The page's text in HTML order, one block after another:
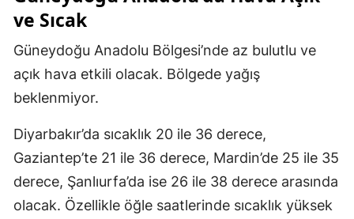
ve Sıcak
Güneydoğu Anadolu Bölgesi’nde az bulutlu ve
açık hava etkili olacak. Bölgede yağış
beklenmiyor.
Diyarbakır’da sıcaklık 20 ile 36 derece,
Gaziantep’te 21 ile 36 derece, Mardin’de 25 ile 35
derece, Şanlıurfa’da ise 26 ile 38 derece arasında
olacak. Özellikle öğle saatlerinde sıcaklık yüksek